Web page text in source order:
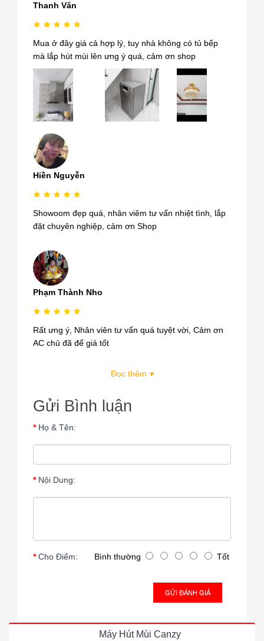
Thanh Văn
Mua ở đây giá cả hợp lý, tuy nhà không có tủ bếp
mà lắp hút mùi lên ưng ý quá, cảm ơn shop
Hiền Nguyễn
Showoom đẹp quá, nhân viêm tư vấn nhiệt tình, lắp
đặt chuyên nghiệp, cảm ơn Shop
Phạm Thành Nho
Rất ưng ý, Nhân viên tư vấn quá tuyệt vời, Cảm ơn
AC chủ đã để giá tốt
Đọc thêm ▾
Gửi Bình luận
Họ & Tên:
Nội Dung:
Cho Điểm: Bình thường Tốt
GỬI ĐÁNH GIÁ
Máy Hút Mùi Canzy